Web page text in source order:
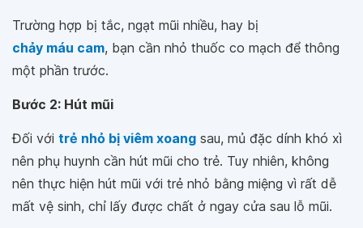
Trường hợp bị tắc, ngạt mũi nhiều, hay bị
chảy máu cam, bạn cần nhỏ thuốc co mạch để thông
một phần trước.
Bước 2: Hút mũi
Đối với trẻ nhỏ bị viêm xoang sau, mủ đặc dính khó xì
nên phụ huynh cần hút mũi cho trẻ. Tuy nhiên, không
nên thực hiện hút mũi với trẻ nhỏ bằng miệng vì rất dễ
mất vệ sinh, chỉ lấy được chất ở ngay cửa sau lỗ mũi.